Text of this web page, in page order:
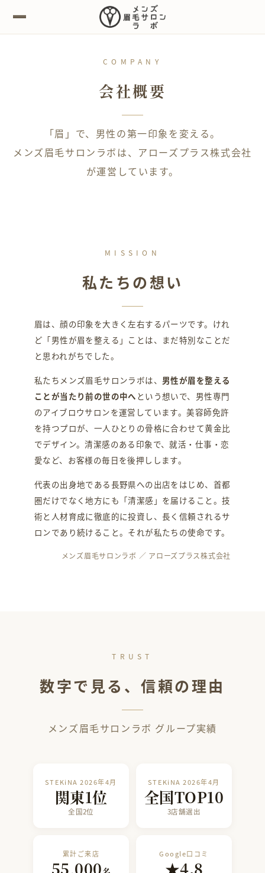
COMPANY
会社概要
「眉」で、男性の第一印象を変える。
メンズ眉毛サロンラボは、アローズプラス株式会社
が運営しています。
MISSION
私たちの想い
眉は、顔の印象を大きく左右するパーツです。けれ
ど「男性が眉を整える」ことは、まだ特別なことだ
と思われがちでした。
私たちメンズ眉毛サロンラボは、 男性が眉を整える
ことが当たり前の世の中へ という想いで、男性専門
のアイブロウサロンを運営しています。美容師免許
を持つプロが、一人ひとりの骨格に合わせて黄金比
でデザイン。清潔感のある印象で、就活・仕事・恋
愛など、お客様の毎日を後押しします。
代表の出身地である長野県への出店をはじめ、首都
圏だけでなく地方にも「清潔感」を届けること。技
術と人材育成に徹底的に投資し、長く信頼されるサ
ロンであり続けること。それが私たちの使命です。
メンズ眉毛サロンラボ ／ アローズプラス株式会社
TRUST
数字で見る、信頼の理由
メンズ眉毛サロンラボ グループ実績
STEKiNA 2026年4月
関東1位
全国2位
STEKiNA 2026年4月
全国TOP10
3店舗選出
累計ご来店
55,000
Google口コミ
★4.8